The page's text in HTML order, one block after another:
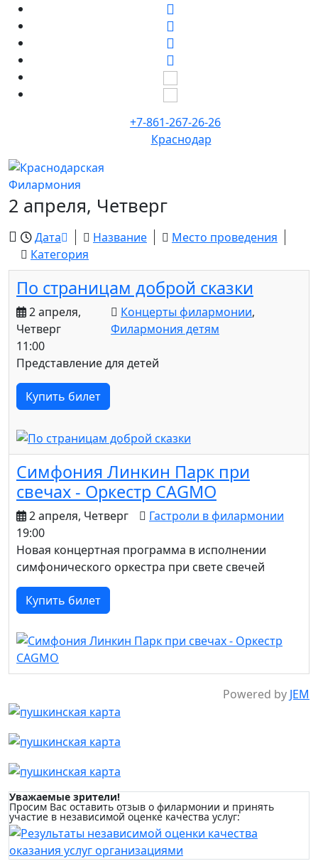
+7-861-267-26-26
Краснодар
2 апреля, Четверг
Дата Название
Место проведения
Категория
По страницам доброй сказки
2 апреля,
Четверг
11:00
Концерты филармонии,
Филармония детям
Представление для детей
Купить билет
Симфония Линкин Парк при
свечах - Оркестр CAGMO
2 апреля, Четверг
19:00
Гастроли в филармонии
Новая концертная программа в исполнении
симфонического оркестра при свете свечей
Купить билет
Powered by JEM
Уважаемые зрители!
Просим Вас оставить отзыв о филармонии и принять
участие в независимой оценке качества услуг: